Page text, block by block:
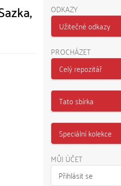
ODKAZY
Užitečné odkazy
PROCHÁZET
Celý repozitář
Tato sbírka
Speciální kolekce
MŮJ ÚČET
Přihlásit se